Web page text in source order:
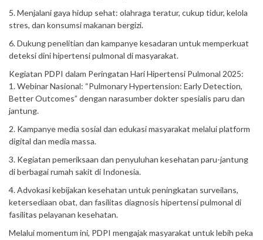
5. Menjalani gaya hidup sehat: olahraga teratur, cukup tidur, kelola
stres, dan konsumsi makanan bergizi.
6. Dukung penelitian dan kampanye kesadaran untuk memperkuat
deteksi dini hipertensi pulmonal di masyarakat.
Kegiatan PDPI dalam Peringatan Hari Hipertensi Pulmonal 2025:
1. Webinar Nasional: “Pulmonary Hypertension: Early Detection,
Better Outcomes” dengan narasumber dokter spesialis paru dan
jantung.
2. Kampanye media sosial dan edukasi masyarakat melalui platform
digital dan media massa.
3. Kegiatan pemeriksaan dan penyuluhan kesehatan paru-jantung
di berbagai rumah sakit di Indonesia.
4. Advokasi kebijakan kesehatan untuk peningkatan surveilans,
ketersediaan obat, dan fasilitas diagnosis hipertensi pulmonal di
fasilitas pelayanan kesehatan.
Melalui momentum ini, PDPI mengajak masyarakat untuk lebih peka